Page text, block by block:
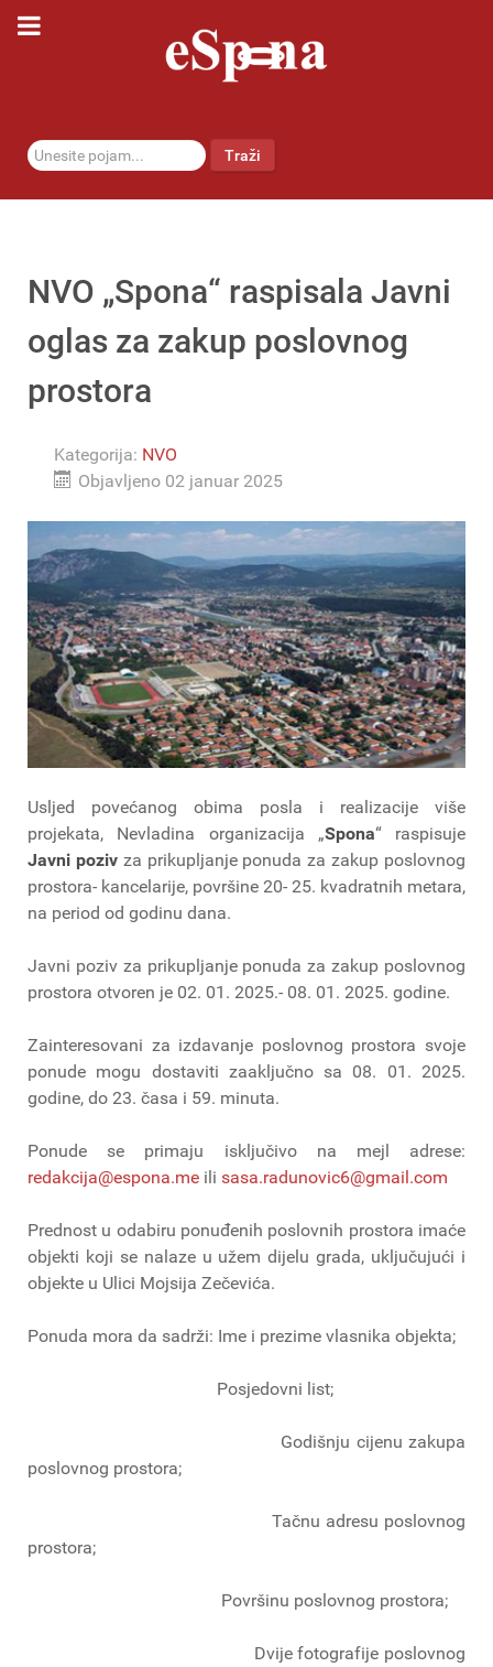
traži... Traži
NVO „Spona“ raspisala Javni
oglas za zakup poslovnog
prostora
Kategorija: NVO
Objavljeno 02 januar 2025
Usljed povećanog obima posla i realizacije više
projekata, Nevladina organizacija „Spona“ raspisuje
Javni pozivza prikupljanje ponuda za zakup poslovnog
prostora- kancelarije, površine 20- 25. kvadratnih metara,
na period od godinu dana.
Javni poziv za prikupljanje ponuda za zakup poslovnog
prostora otvoren je 02. 01. 2025.- 08. 01. 2025. godine.
Zainteresovani za izdavanje poslovnog prostora svoje
ponude mogu dostaviti zaaključno sa 08. 01. 2025.
godine, do 23. časa i 59. minuta.
Ponude se primaju isključivo na mejl adrese:
redakcija@espona.me ili sasa.radunovic6@gmail.com
Prednost u odabiru ponuđenih poslovnih prostora imaće
objekti koji se nalaze u užem dijelu grada, uključujući i
objekte u Ulici Mojsija Zečevića.
Ponuda mora da sadrži: Ime i prezime vlasnika objekta;
Posjedovni list;
Godišnju cijenu zakupa
poslovnog prostora;
Tačnu adresu poslovnog
prostora;
Površinu poslovnog prostora;
Dvije fotografije poslovnog